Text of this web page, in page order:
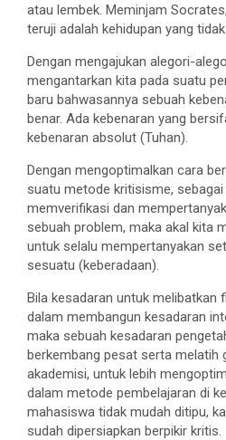
atau lembek. Meminjam
teruji adalah kehidupan yang
Dengan mengajukan alegori-
mengantarkan kita pada suatu
baru bahwasannya sebuah
benar. Ada kebenaran yang
kebenaran absolut (Tuhan).
Dengan mengoptimalkan cara
suatu metode kritisisme,
memverifikasi dan
sebuah problem, maka akal kita
untuk selalu mempertanyakan
sesuatu (keberadaan).
Bila kesadaran untuk melibatkan
dalam membangun kesadaran
maka sebuah kesadaran
berkembang pesat serta melatih
akademisi, untuk lebih
dalam metode pembelajaran di
mahasiswa tidak mudah ditipu,
sudah dipersiapkan berpikir kritis.